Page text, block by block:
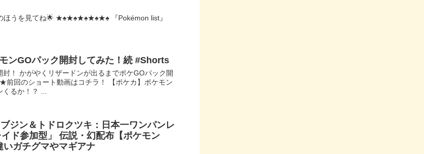
ほうを見てね🌟 ★♠★♠★♠★♠★♠ 『Pokémon list』
ンGOパック開封してみた！続 #Shorts
！ かがやくリザードンが出るまでポケGOパック開
前回のショート動画はコチラ！ 【ポケカ】ポケモン
るか！？ ...
ジン＆トドロクツキ：日本一ワンパンレ
ド参加型」 伝説・幻配布【ポケモン
ガチグマやマギアナ